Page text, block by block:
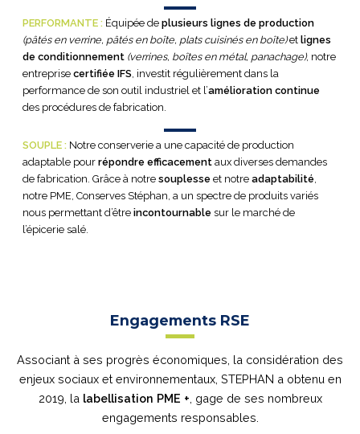
PERFORMANTE : Équipée de plusieurs lignes de production
(pâtés en verrine, pâtés en boîte, plats cuisinés en boîte)et lignes
de conditionnement (verrines, boîtes en métal, panachage), notre
entreprise certifiée IFS , investit régulièrement dans la
performance de son outil industriel et l’amélioration continue
des procédures de fabrication.
SOUPLE : Notre conserverie a une capacité de production
adaptable pour répondre efficacement aux diverses demandes
de fabrication. Grâce à notre souplesse et notre adaptabilité,
notre PME, Conserves Stéphan, a un spectre de produits variés
nous permettant d’être incontournable sur le marché de
l’épicerie salé.
Engagements RSE
Associant à ses progrès économiques, la considération des
enjeux sociaux et environnementaux, STEPHAN a obtenu en
2019, la labellisation PME + , gage de ses nombreux
engagements responsables.